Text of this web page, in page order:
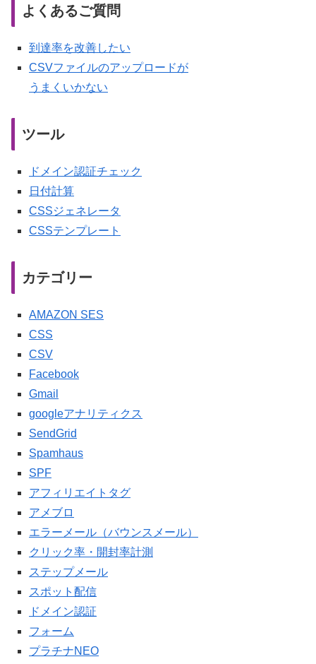
よくあるご質問
到達率を改善したい
CSVファイルのアップロードが
うまくいかない
ツール
ドメイン認証チェック
日付計算
CSSジェネレータ
CSSテンプレート
カテゴリー
AMAZON SES
CSS
CSV
Facebook
Gmail
googleアナリティクス
SendGrid
Spamhaus
SPF
アフィリエイトタグ
アメブロ
エラーメール（バウンスメール）
クリック率・開封率計測
ステップメール
スポット配信
ドメイン認証
フォーム
プラチナNEO